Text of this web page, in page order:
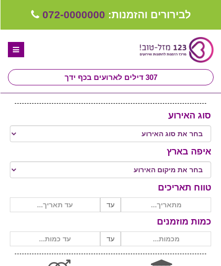
לבירורים והזמנות: 072-0000000
307 דילים לארועים בכף ידך
ספקים לחתונה מומלצים
קבלו ייעוץ בחינם
שירות אישי בקליק
סוג האירוע
איפה בארץ
טווח תאריכים
עד
כמות מוזמנים
עד